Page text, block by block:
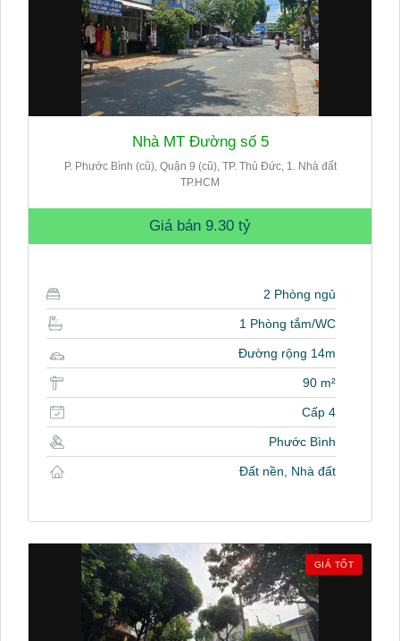
Nhà MT Đường số 5
P. Phước Bình (cũ), Quận 9 (cũ), TP. Thủ Đức, 1. Nhà đất
TP.HCM
Giá bán 9.30 tỷ
2 Phòng ngủ
1 Phòng tắm/WC
Đường rộng 14m
90 m²
Cấp 4
Phước Bình
Đất nền, Nhà đất
GIÁ TỐT